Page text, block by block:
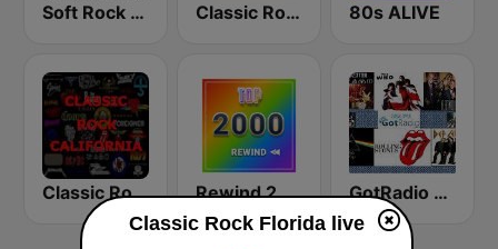
Soft Rock Radio Classic Rock Hard Radio 80s ALIVE
Classic Rock California Rewind 2000's GotRadio - Classic Rock
Classic Rock Florida live